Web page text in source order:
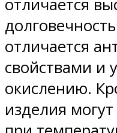
отличается
отличается
свойствами и
окислению.
изделия